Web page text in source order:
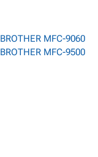
BROTHER MFC-9060
BROTHER MFC-9500